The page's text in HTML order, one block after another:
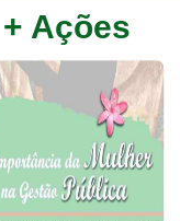
+ Ações